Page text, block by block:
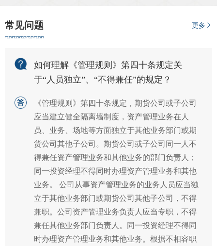
常见问题 更多
如何理解《管理规则》第四十条规定关
于“人员独立”、“不得兼任”的规定？
《管理规则》第四十条规定，期货公司或子公司
应当建立健全隔离墙制度，资产管理业务在人
员、业务、场地等方面独立于其他业务部门或期
货公司其他子公司。期货公司或子公司同一人不
得兼任资产管理业务和其他业务的部门负责人；
同一投资经理不得同时办理资产管理业务和其他
业务。 公司从事资产管理业务的业务人员应当独
立于其他业务部门或期货公司其他子公司，不得
兼职。公司资产管理业务负责人应当专职，不得
兼任其他业务部门负责人。同一投资经理不得同
时办理资产管理业务和其他业务。根据不相容职